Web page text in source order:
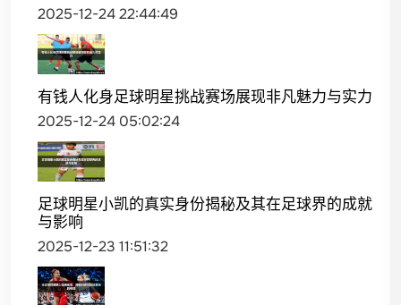
2025-12-24 22:44:49
有钱人化身足球明星挑战赛场展现非凡魅力与实力
2025-12-24 05:02:24
足球明星小凯的真实身份揭秘及其在足球界的成就
与影响
2025-12-23 11:51:32